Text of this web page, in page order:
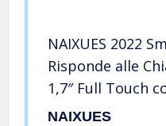
NAIXUES 2022
Risponde alle
1,7″ Full Touch
NAIXUES